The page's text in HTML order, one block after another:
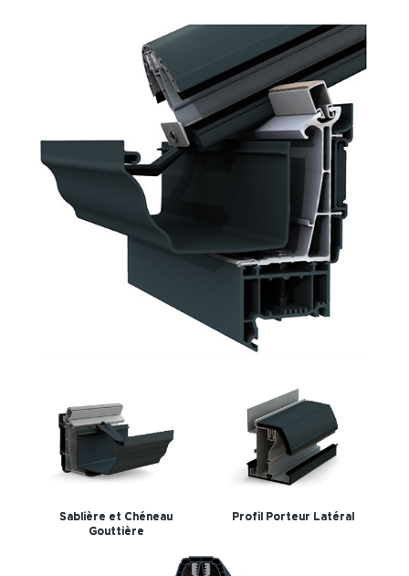
Sablière et Chéneau
Gouttière
Profil Porteur Latéral